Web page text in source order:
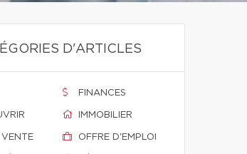
D'ARTICLES
FINANCES
IMMOBILIER
OFFRE D'EMPLOI